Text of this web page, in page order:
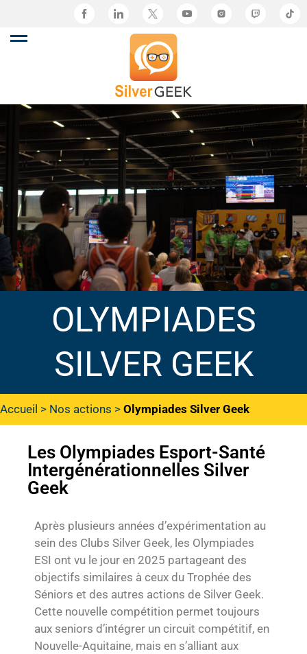
OLYMPIADES
SILVER GEEK
Accueil > Nos actions > Olympiades Silver Geek
Les Olympiades Esport-Santé
Intergénérationnelles Silver
Geek
Après plusieurs années d’expérimentation au
sein des Clubs Silver Geek, les Olympiades
ESI ont vu le jour en 2025 partageant des
objectifs similaires à ceux du Trophée des
Séniors et des autres actions de Silver Geek.
Cette nouvelle compétition permet toujours
aux seniors d’intégrer un circuit compétitif, en
Nouvelle-Aquitaine, mais en s’alliant aux